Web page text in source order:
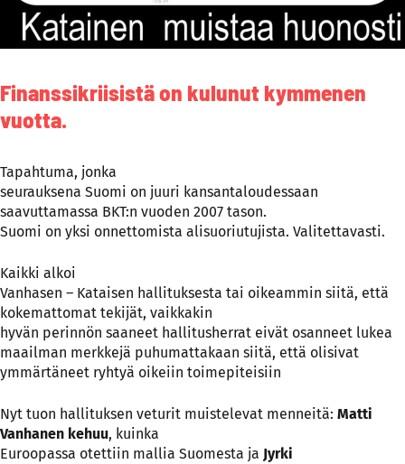
Finanssikriisistä on kulunut kymmenen
vuotta.
Tapahtuma, jonka
seurauksena Suomi on juuri kansantaloudessaan
saavuttamassa BKT:n vuoden 2007 tason.
Suomi on yksi onnettomista alisuoriutujista. Valitettavasti.
Kaikki alkoi
Vanhasen – Kataisen hallituksesta tai oikeammin siitä, että
kokemattomat tekijät, vaikkakin
hyvän perinnön saaneet hallitusherrat eivät osanneet lukea
maailman merkkejä puhumattakaan siitä, että olisivat
ymmärtäneet ryhtyä oikeiin toimepiteisiin
Nyt tuon hallituksen veturit muistelevat menneitä: Matti
Vanhanen kehuu, kuinka
Euroopassa otettiin mallia Suomesta ja Jyrki